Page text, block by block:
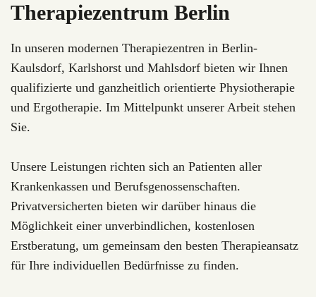
Therapiezentrum Berlin
In unseren modernen Therapiezentren in Berlin-
Kaulsdorf, Karlshorst und Mahlsdorf bieten wir Ihnen
qualifizierte und ganzheitlich orientierte Physiotherapie
und Ergotherapie. Im Mittelpunkt unserer Arbeit stehen
Sie.
Unsere Leistungen richten sich an Patienten aller
Krankenkassen und Berufsgenossenschaften.
Privatversicherten bieten wir darüber hinaus die
Möglichkeit einer unverbindlichen, kostenlosen
Erstberatung, um gemeinsam den besten Therapieansatz
für Ihre individuellen Bedürfnisse zu finden.